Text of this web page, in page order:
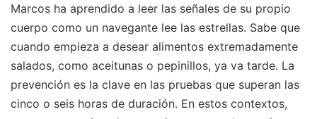
Marcos ha aprendido a leer las señales de su propio
cuerpo como un navegante lee las estrellas. Sabe que
cuando empieza a desear alimentos extremadamente
salados, como aceitunas o pepinillos, ya va tarde. La
prevención es la clave en las pruebas que superan las
cinco o seis horas de duración. En estos contextos,